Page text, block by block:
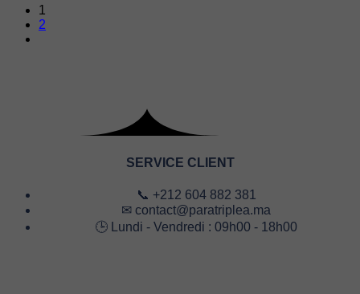
1
2
SERVICE CLIENT
📞 +212 604 882 381
✉ contact@paratriplea.ma
🕒 Lundi - Vendredi : 09h00 - 18h00